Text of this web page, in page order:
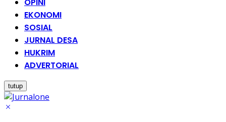
EKONOMI
SOSIAL
JURNAL DESA
HUKRIM
ADVERTORIAL
tutup